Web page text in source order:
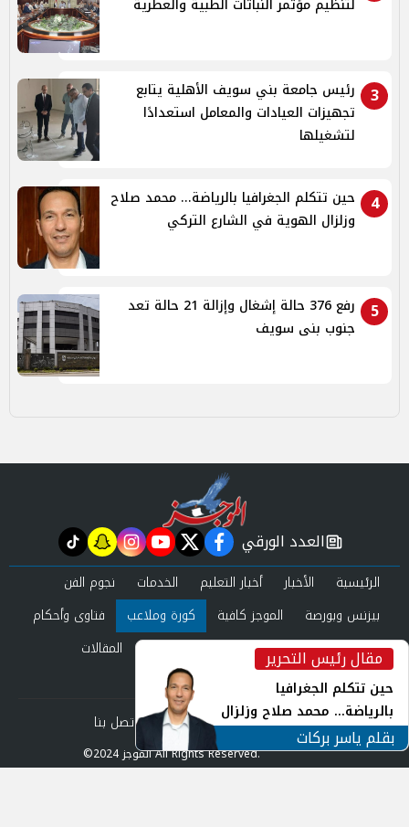
3
رئيس جامعة بني سويف الأهلية يتابع
تجهيزات العيادات والمعامل استعدادًا
لتشغيلها
4
حين تتكلم الجغرافيا بالرياضة... محمد صلاح
وزلزال الهوية في الشارع التركي
5
رفع 376 حالة إشغال وإزالة 21 حالة تعد
جنوب بنى سويف
مقال رئيس التحرير
حين تتكلم الجغرافيا
بالرياضة... محمد صلاح وزلزال
الهوية في الشارع التركي
بقلم ياسر بركات
newspaper
العدد الورقي facebook
twitter
youtube
instagram
snapchat
tiktok
الرئيسية الأخبار أخبار التعليم الخدمات
نجوم الفن
بيزنس وبورصة
الموجز كافية كورة وملاعب
فتاوى وأحكام
صحة وجمال
عرب وعالم حوادث ومحاكم
المقالات
العدد الورقي
من نحن
سياسة الخصوصية اتصل بنا
©2024 الموجز All Rights Reserved.